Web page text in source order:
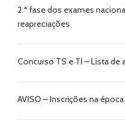
2.ª fase dos exames
reapreciações
Concurso TS e TI – Lista
AVISO – Inscrições na